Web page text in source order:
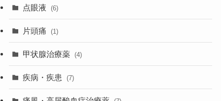
点眼液 (6)
片頭痛 (1)
甲状腺治療薬 (4)
疾病・疾患 (7)